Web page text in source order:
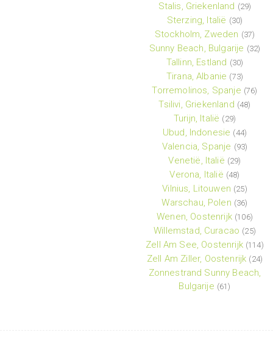
Stalis, Griekenland (29)
Sterzing, Italië (30)
Stockholm, Zweden (37)
Sunny Beach, Bulgarije (32)
Tallinn, Estland (30)
Tirana, Albanie (73)
Torremolinos, Spanje (76)
Tsilivi, Griekenland (48)
Turijn, Italië (29)
Ubud, Indonesie (44)
Valencia, Spanje (93)
Venetië, Italië (29)
Verona, Italië (48)
Vilnius, Litouwen (25)
Warschau, Polen (36)
Wenen, Oostenrijk (106)
Willemstad, Curacao (25)
Zell Am See, Oostenrijk (114)
Zell Am Ziller, Oostenrijk (24)
Zonnestrand Sunny Beach,
Bulgarije (61)